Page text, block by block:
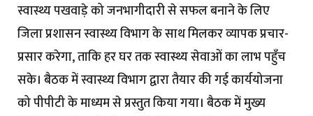
स्वास्थ्य पखवाड़े को जनभागीदारी से सफल बनाने के लिए
जिला प्रशासन स्वास्थ्य विभाग के साथ मिलकर व्यापक प्रचार-
प्रसार करेगा, ताकि हर घर तक स्वास्थ्य सेवाओं का लाभ पहुँच
सके। बैठक में स्वास्थ्य विभाग द्वारा तैयार की गई कार्ययोजना
को पीपीटी के माध्यम से प्रस्तुत किया गया। बैठक में मुख्य